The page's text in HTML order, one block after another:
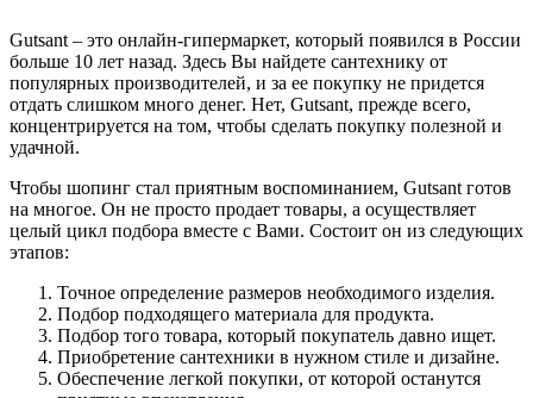
Gutsant – это онлайн-гипермаркет, который появился в России
больше 10 лет назад. Здесь Вы найдете сантехнику от
популярных производителей, и за ее покупку не придется
отдать слишком много денег. Нет, Gutsant, прежде всего,
концентрируется на том, чтобы сделать покупку полезной и
удачной.
Чтобы шопинг стал приятным воспоминанием, Gutsant готов
на многое. Он не просто продает товары, а осуществляет
целый цикл подбора вместе с Вами. Состоит он из следующих
этапов:
Точное определение размеров необходимого изделия.
Подбор подходящего материала для продукта.
Подбор того товара, который покупатель давно ищет.
Приобретение сантехники в нужном стиле и дизайне.
Обеспечение легкой покупки, от которой останутся